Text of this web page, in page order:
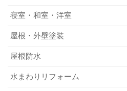
寝室・和室・洋室
屋根・外壁塗装
屋根防水
水まわりリフォーム